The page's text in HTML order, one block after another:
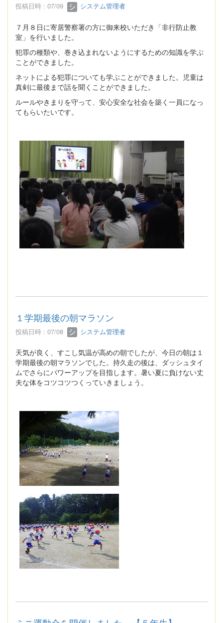
投稿日時 : 07/09 システム管理者
７月８日に寄居警察署の方に御来校いただき「非行防止教
室」を行いました。
犯罪の種類や、巻き込まれないようにするための知識を学ぶ
ことができました。
ネットによる犯罪についても学ぶことができました。児童は
真剣に最後まで話を聞くことができました。
ルールやきまりを守って、安心安全な社会を築く一員になっ
てもらいたいです。
１学期最後の朝マラソン
投稿日時 : 07/08 システム管理者
天気が良く、すこし気温が高めの朝でしたが、今日の朝は１
学期最後の朝マラソンでした。持久走の後は、ダッシュタイ
ムでさらにパワーアップを目指します。暑い夏に負けない丈
夫な体をコツコツつくっていきましょう。